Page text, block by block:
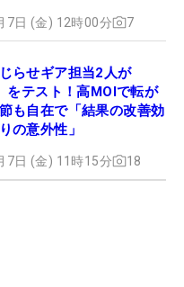
7日 (金) 12時00分 7
らせギア担当2人が
をテスト！高MOIで転が
も自在で「結果の改善効
の意外性」
7日 (金) 11時15分 18